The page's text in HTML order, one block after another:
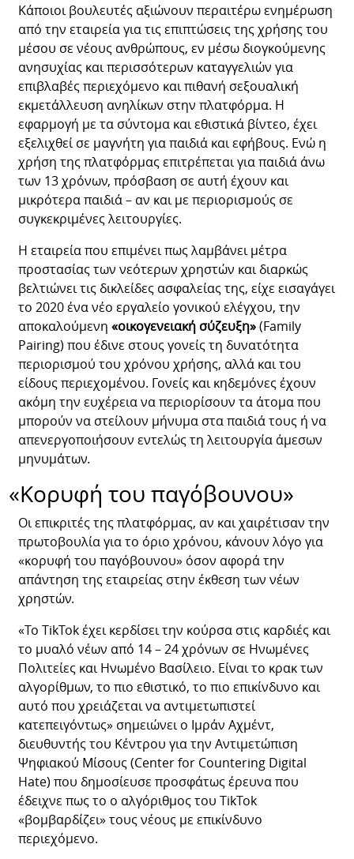
Κάποιοι βουλευτές αξιώνουν περαιτέρω ενημέρωση
από την εταιρεία για τις επιπτώσεις της χρήσης του
μέσου σε νέους ανθρώπους, εν μέσω διογκούμενης
ανησυχίας και περισσότερων καταγγελιών για
επιβλαβές περιεχόμενο και πιθανή σεξουαλική
εκμετάλλευση ανηλίκων στην πλατφόρμα. Η
εφαρμογή με τα σύντομα και εθιστικά βίντεο, έχει
εξελιχθεί σε μαγνήτη για παιδιά και εφήβους. Ενώ η
χρήση της πλατφόρμας επιτρέπεται για παιδιά άνω
των 13 χρόνων, πρόσβαση σε αυτή έχουν και
μικρότερα παιδιά – αν και με περιορισμούς σε
συγκεκριμένες λειτουργίες.
Η εταιρεία που επιμένει πως λαμβάνει μέτρα
προστασίας των νεότερων χρηστών και διαρκώς
βελτιώνει τις δικλείδες ασφαλείας της, είχε εισαγάγει
το 2020 ένα νέο εργαλείο γονικού ελέγχου, την
αποκαλούμενη«οικογενειακή σύζευξη»(Family
Pairing) που έδινε στους γονείς τη δυνατότητα
περιορισμού του χρόνου χρήσης, αλλά και του
είδους περιεχομένου. Γονείς και κηδεμόνες έχουν
ακόμη την ευχέρεια να περιορίσουν τα άτομα που
μπορούν να στείλουν μήνυμα στα παιδιά τους ή να
απενεργοποιήσουν εντελώς τη λειτουργία άμεσων
μηνυμάτων.
«Κορυφή του παγόβουνου»
Οι επικριτές της πλατφόρμας, αν και χαιρέτισαν την
πρωτοβουλία για το όριο χρόνου, κάνουν λόγο για
«κορυφή του παγόβουνου» όσον αφορά την
απάντηση της εταιρείας στην έκθεση των νέων
χρηστών.
«Το TikTok έχει κερδίσει την κούρσα στις καρδιές και
το μυαλό νέων από 14 – 24 χρόνων σε Ηνωμένες
Πολιτείες και Ηνωμένο Βασίλειο. Είναι το κρακ των
αλγορίθμων, το πιο εθιστικό, το πιο επικίνδυνο και
αυτό που χρειάζεται να αντιμετωπιστεί
κατεπειγόντως» σημειώνει ο Ιμράν Αχμέντ,
διευθυντής του Κέντρου για την Αντιμετώπιση
Ψηφιακού Μίσους (Center for Countering Digital
Hate) που δημοσίευσε προσφάτως έρευνα που
έδειχνε πως το ο αλγόριθμος του TikTok
«βομβαρδίζει» τους νέους με επικίνδυνο
περιεχόμενο.